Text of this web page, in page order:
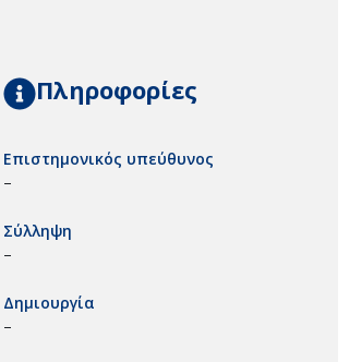
Πληροφορίες
Επιστημονικός υπεύθυνος
–
Σύλληψη
–
Δημιουργία
–